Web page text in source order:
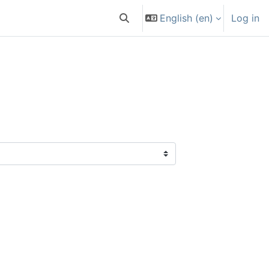
Toggle search input
English ‎(en)‎ Log in